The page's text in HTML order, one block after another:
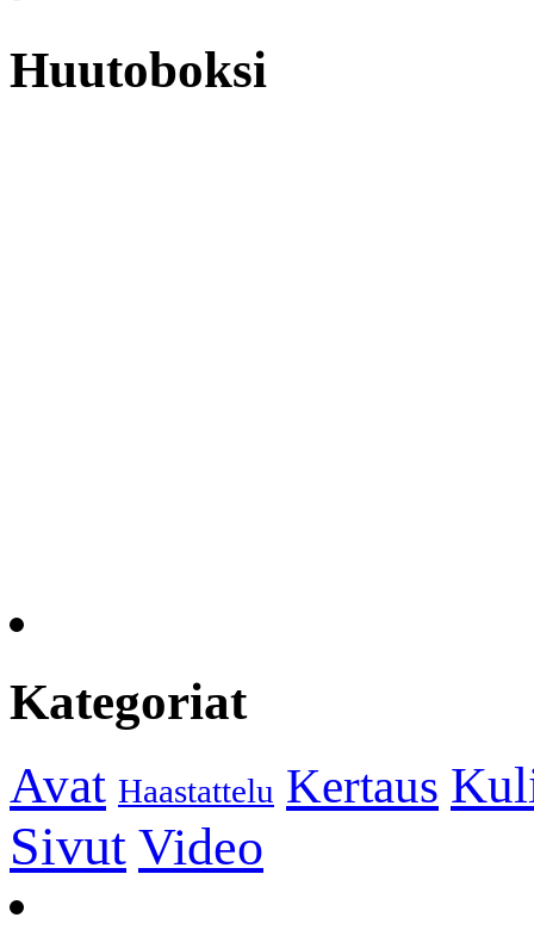
Huutoboksi
Kategoriat
Avat Haastattelu Kertaus
Sivut Video